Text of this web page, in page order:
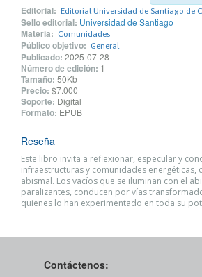
Editorial: Editorial Universidad de Santiago de
Sello editorial: Universidad de Santiago
Materia: Comunidades
Público objetivo: General
Publicado: 2025-07-28
Número de edición: 1
Tamaño: 50Kb
Precio: $7.000
Soporte: Digital
Formato: EPUB
Reseña
Este libro invita a reflexionar, especular y
infraestructuras y comunidades energéticas,
abismal. Los vacíos que se iluminan con el
paralizantes, conducen por vías
quienes lo han experimentado en toda su
Contáctenos: